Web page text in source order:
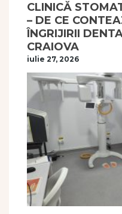
CLINICĂ
– DE CE
ÎNGRIJIRII
CRAIOVA
iulie 27, 2026